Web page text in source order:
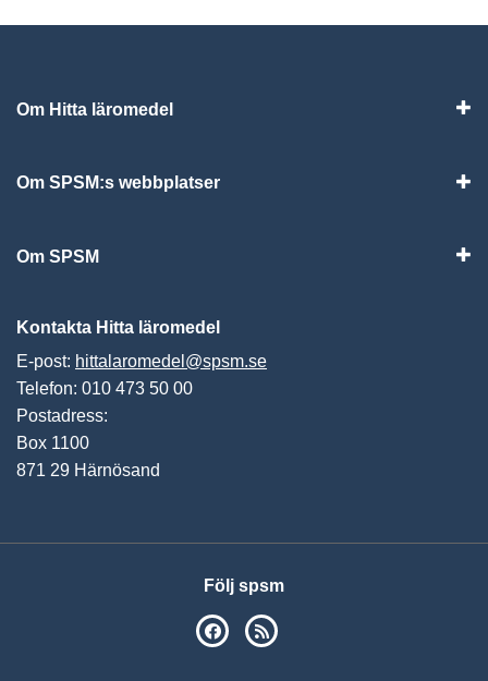
Om Hitta läromedel
Om SPSM:s webbplatser
Om SPSM
Kontakta Hitta läromedel
E-post: hittalaromedel@spsm.se
Telefon: 010 473 50 00
Postadress:
Box 1100
871 29 Härnösand
Följ spsm
SPSM på Facebook